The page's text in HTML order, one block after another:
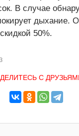
В случае
дыхание.
50%.
С